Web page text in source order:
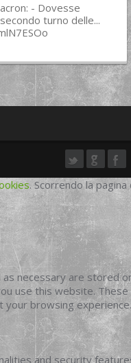
- Dovesse
turno delle...
. Scorrendo la
necessary are stored
use this website.
browsing experience.
and security